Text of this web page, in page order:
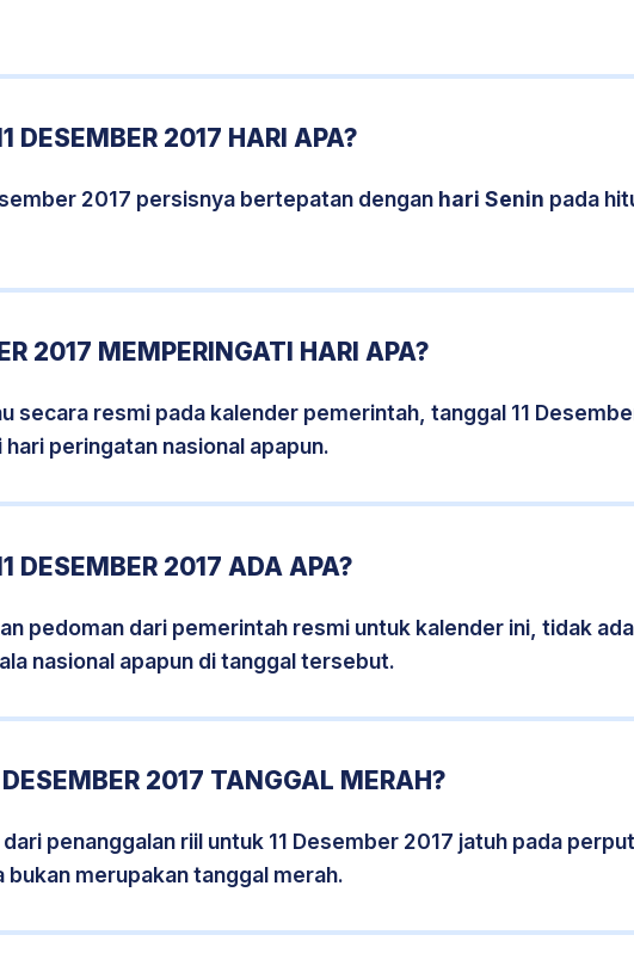
DESEMBER 2017 HARI APA?
2017 persisnya bertepatan dengan hari Senin pada
2017 MEMPERINGATI HARI APA?
secara resmi pada kalender pemerintah, tanggal 11
peringatan nasional apapun.
DESEMBER 2017 ADA APA?
pedoman dari pemerintah resmi untuk kalender ini, tidak
nasional apapun di tanggal tersebut.
2017 TANGGAL MERAH?
penanggalan riil untuk 11 Desember 2017 jatuh pada
merupakan tanggal merah.